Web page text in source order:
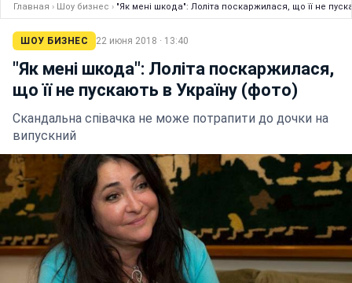
Главная › Шоу бизнес › "Як мені шкода": Лоліта поскаржилася, що її не
ШОУ БИЗНЕС 22 июня 2018 · 13:40
"Як мені шкода": Лоліта поскаржилася,
що її не пускають в Україну (фото)
Скандальна співачка не може потрапити до дочки на
випускний